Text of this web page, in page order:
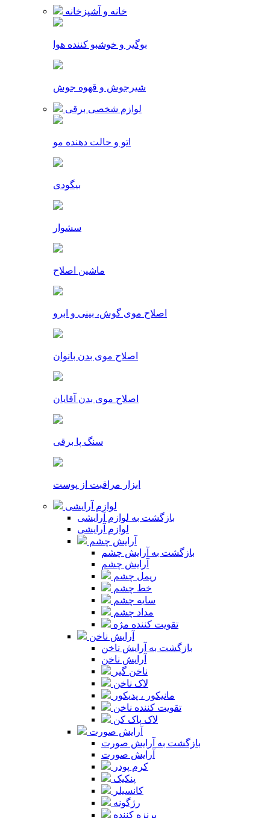
خانه و آشپزخانه
بوگیر و خوشبو کننده هوا
شیرجوش و قهوه جوش
لوازم شخصی برقی
اتو و حالت دهنده مو
بیگودی
سشوار
ماشین اصلاح
اصلاح موی گوش، بینی و ابرو
اصلاح موی بدن بانوان
اصلاح موی بدن آقایان
سنگ پا برقی
ابزار مراقبت از پوست
لوازم آرایشی
بازگشت به لوازم آرایشی
لوازم آرایشی
آرایش چشم
بازگشت به آرایش چشم
آرایش چشم
ریمل چشم
خط چشم
سایه چشم
مداد چشم
تقویت کننده مژه
آرایش ناخن
بازگشت به آرایش ناخن
آرایش ناخن
ناخن گیر
لاک ناخن
مانیکور ، پدیکور
تقویت کننده ناخن
لاک پاک کن
آرایش صورت
بازگشت به آرایش صورت
آرایش صورت
کرم پودر
پنکیک
کانسیلر
رژگونه
برنزه کننده